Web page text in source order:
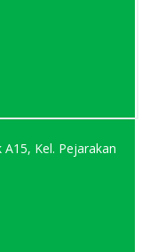
Kel. Pejarakan